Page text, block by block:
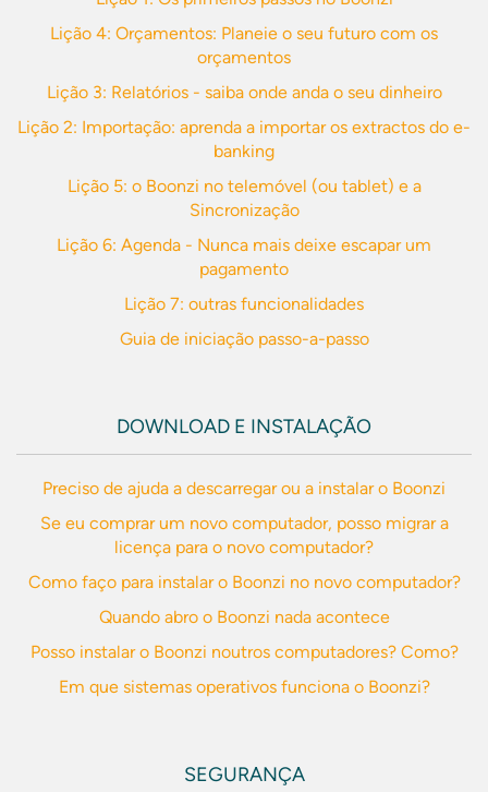
Lição 4: Orçamentos: Planeie o seu futuro com os
orçamentos
Lição 3: Relatórios - saiba onde anda o seu dinheiro
Lição 2: Importação: aprenda a importar os extractos do e-
banking
Lição 5: o Boonzi no telemóvel (ou tablet) e a
Sincronização
Lição 6: Agenda - Nunca mais deixe escapar um
pagamento
Lição 7: outras funcionalidades
Guia de iniciação passo-a-passo
DOWNLOAD E INSTALAÇÃO
Preciso de ajuda a descarregar ou a instalar o Boonzi
Se eu comprar um novo computador, posso migrar a
licença para o novo computador?
Como faço para instalar o Boonzi no novo computador?
Quando abro o Boonzi nada acontece
Posso instalar o Boonzi noutros computadores? Como?
Em que sistemas operativos funciona o Boonzi?
SEGURANÇA